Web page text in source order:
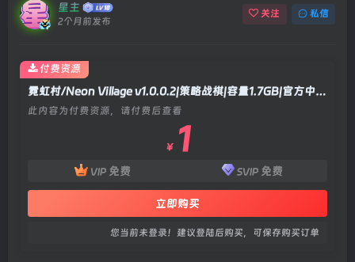
星主
2个月前发布
关注 私信
霓虹村/Neon Village v1.0.0.2|策略战棋|容量1.7GB|官方中文版
此内容为付费资源，请付费后查看
￥ 1
VIP 免费 SVIP 免费
立即购买
您当前未登录！建议登陆后购买，可保存购买订单
付费资源